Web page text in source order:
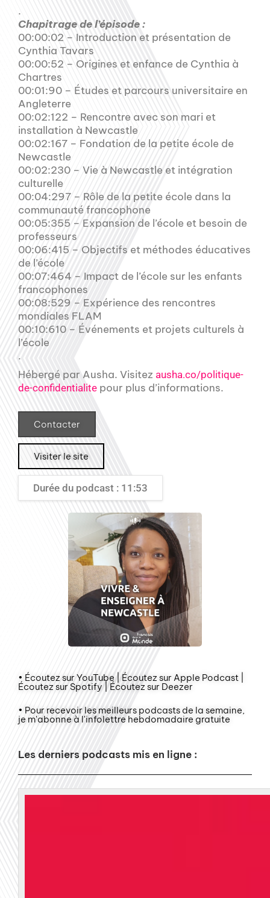
.
Chapitrage de l’épisode :
00:00:02 – Introduction et présentation de
Cynthia Tavars
00:00:52 – Origines et enfance de Cynthia à
Chartres
00:01:90 – Études et parcours universitaire en
Angleterre
00:02:122 – Rencontre avec son mari et
installation à Newcastle
00:02:167 – Fondation de la petite école de
Newcastle
00:02:230 – Vie à Newcastle et intégration
culturelle
00:04:297 – Rôle de la petite école dans la
communauté francophone
00:05:355 – Expansion de l’école et besoin de
professeurs
00:06:415 – Objectifs et méthodes éducatives
de l’école
00:07:464 – Impact de l’école sur les enfants
francophones
00:08:529 – Expérience des rencontres
mondiales FLAM
00:10:610 – Événements et projets culturels à
l’école
.
Hébergé par Ausha. Visitez ausha.co/politique-
de-confidentialite pour plus d’informations.
Contacter
Visiter le site
Durée du podcast : 11:53
• Écoutez sur YouTube | Écoutez sur Apple Podcast |
Écoutez sur Spotify | Écoutez sur Deezer
• Pour recevoir les meilleurs podcasts de la semaine,
je m'abonne à l'infolettre hebdomadaire gratuite
Les derniers podcasts mis en ligne :